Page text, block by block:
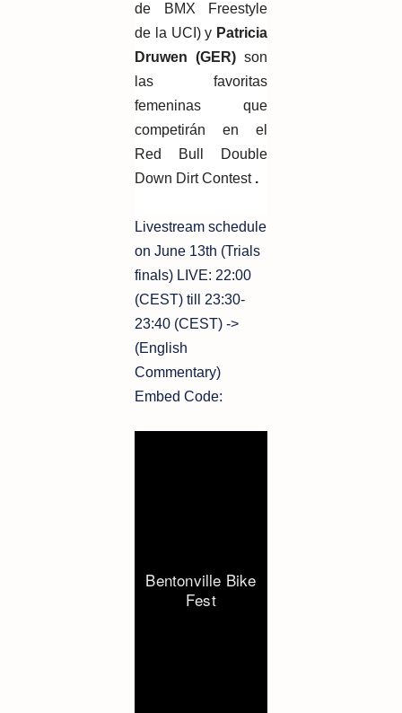
de BMX Freestyle
de la UCI) y Patricia
Druwen (GER) son
las favoritas
femeninas que
competirán en el
Red Bull Double
Down Dirt Contest .
Livestream schedule
on June 13th (Trials
finals) LIVE: 22:00
(CEST) till 23:30-
23:40 (CEST) ->
(English
Commentary)
Embed Code: